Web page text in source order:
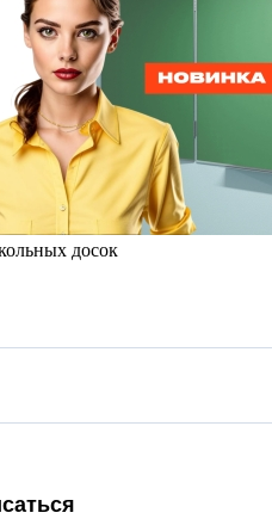
досок